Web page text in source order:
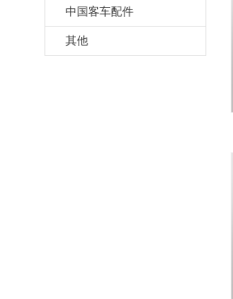
中国客车配件
其他